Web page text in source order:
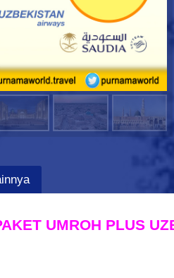
UMROH PLUS